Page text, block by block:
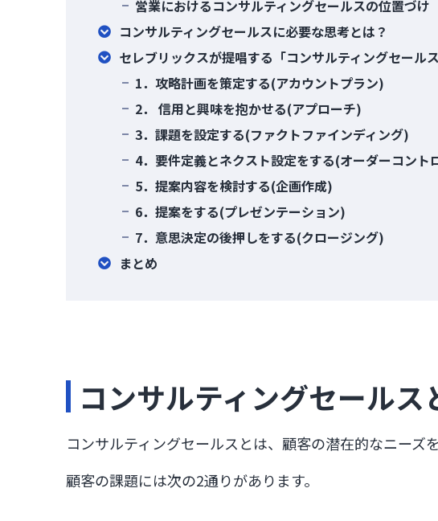
営業におけるコンサルティングセールスの位置づけ
コンサルティングセールスに必要な思考とは？
セレブリックスが提唱する「コンサルティングセールス
1．攻略計画を策定する(アカウントプラン)
2． 信用と興味を抱かせる(アプローチ)
3．課題を設定する(ファクトファインディング)
4．要件定義とネクスト設定をする(オーダーコント
5．提案内容を検討する(企画作成)
6．提案をする(プレゼンテーション)
7．意思決定の後押しをする(クロージング)
まとめ
コンサルティングセールス
コンサルティングセールスとは、顧客の潜在的なニーズ
顧客の課題には次の2通りがあります。